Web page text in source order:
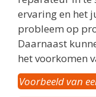
ervaring en het
probleem op
Daarnaast
het voorkomen
Voorbeeld van